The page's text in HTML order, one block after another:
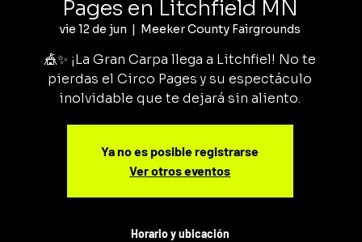
Pages en Litchfield MN
vie 12 de jun
  |
Meeker County Fairgrounds
🎪✨ ¡La Gran Carpa llega a Litchfiel! No te
pierdas el Circo Pages y su espectáculo
inolvidable que te dejará sin aliento.
Ya no es posible registrarse
Ver otros eventos
Horario y ubicación